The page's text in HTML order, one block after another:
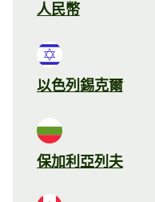
人民幣
以色列錫克爾
保加利亞列夫